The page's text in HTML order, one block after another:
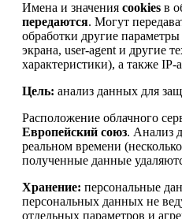
Имена и значения cookies в
передаются. Могут
обработки другие параметры
экрана, user-agent и другие
характеристики), а также IP-
Цель: анализ данных для
Расположение облачного
Европейский союз. Анализ
реальном времени
полученные данные
Хранение: персональные
персональных данных не
отдельных параметров и